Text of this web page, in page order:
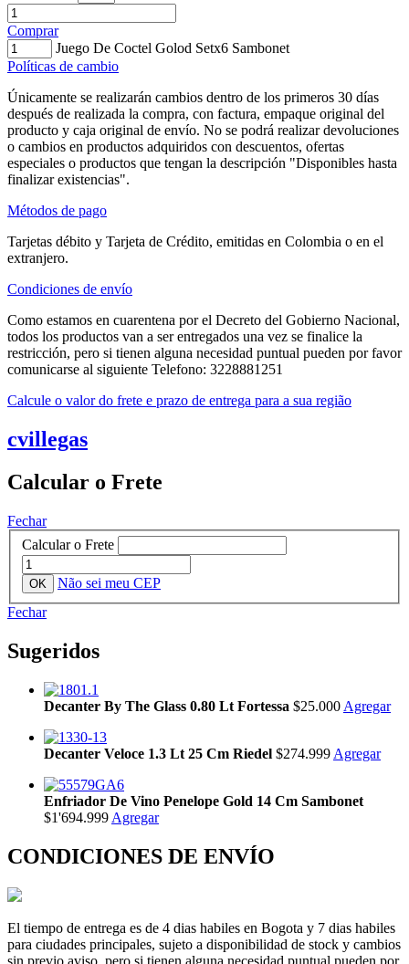
Comprar
Juego De Coctel Golod Setx6 Sambonet
Políticas de cambio
Únicamente se realizarán cambios dentro de los primeros 30 días
después de realizada la compra, con factura, empaque original del
producto y caja original de envío. No se podrá realizar devoluciones
o cambios en productos adquiridos con descuentos, ofertas
especiales o productos que tengan la descripción "Disponibles hasta
finalizar existencias".
Métodos de pago
Tarjetas débito y Tarjeta de Crédito, emitidas en Colombia o en el
extranjero.
Condiciones de envío
Como estamos en cuarentena por el Decreto del Gobierno Nacional,
todos los productos van a ser entregados una vez se finalice la
restricción, pero si tienen alguna necesidad puntual pueden por favor
comunicarse al siguiente Telefono: 3228881251
Calcule o valor do frete e prazo de entrega para a sua região
cvillegas
Calcular o Frete
Fechar
Calcular o Frete
Não sei meu CEP
Fechar
Sugeridos
Decanter By The Glass 0.80 Lt Fortessa $25.000 Agregar
Decanter Veloce 1.3 Lt 25 Cm Riedel $274.999 Agregar
Enfriador De Vino Penelope Gold 14 Cm Sambonet
$1'694.999 Agregar
CONDICIONES DE ENVÍO
El tiempo de entrega es de 4 dias habiles en Bogota y 7 dias habiles
para ciudades principales, sujeto a disponibilidad de stock y cambios
sin previo aviso, pero si tienen alguna necesidad puntual pueden por